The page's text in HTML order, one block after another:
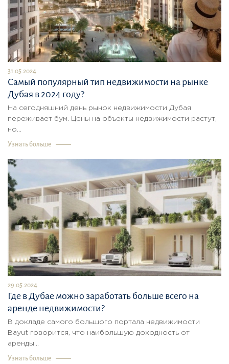
31.05.2024
Самый популярный тип недвижимости на рынке
Дубая в 2024 году?
На сегодняшний день рынок недвижимости Дубая
переживает бум. Цены на объекты недвижимости растут,
но...
Узнать больше
29.05.2024
Где в Дубае можно заработать больше всего на
аренде недвижимости?
В докладе самого большого портала недвижимости
Bayut говорится, что наибольшую доходность от
аренды...
Узнать больше